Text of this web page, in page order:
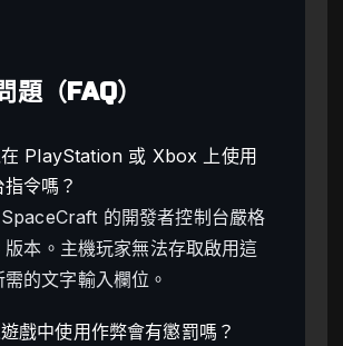
題（FAQ）
PlayStation 或 Xbox 上使用
令嗎？
的開發者控制台嚴格
本。主機玩家無法存取啟用這
的文字輸入欄位。
戲中使用作弊會有懲罰嗎？